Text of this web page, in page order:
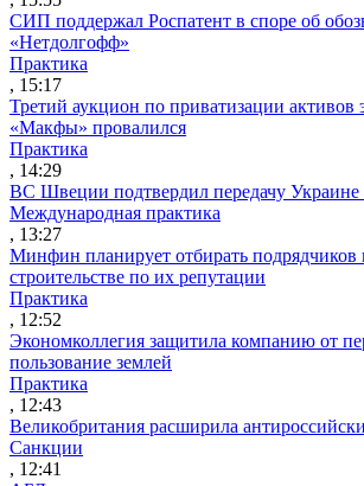
СИП поддержал Роспатент в споре об
«Нетдолгофф»
Практика
, 15:17
Третий аукцион по приватизации активов
«Макфы» провалился
Практика
, 14:29
ВС Швеции подтвердил передачу Украине
Международная практика
, 13:27
Минфин планирует отбирать подрядчиков
строительстве по их репутации
Практика
, 12:52
Экономколлегия защитила компанию от
пользование землей
Практика
, 12:43
Великобритания расширила
Санкции
, 12:41